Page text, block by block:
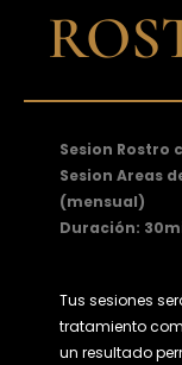
Sesion Rostro
Sesion Areas
(mensual)
Duración:
Tus sesiones
tratamiento
un resultado